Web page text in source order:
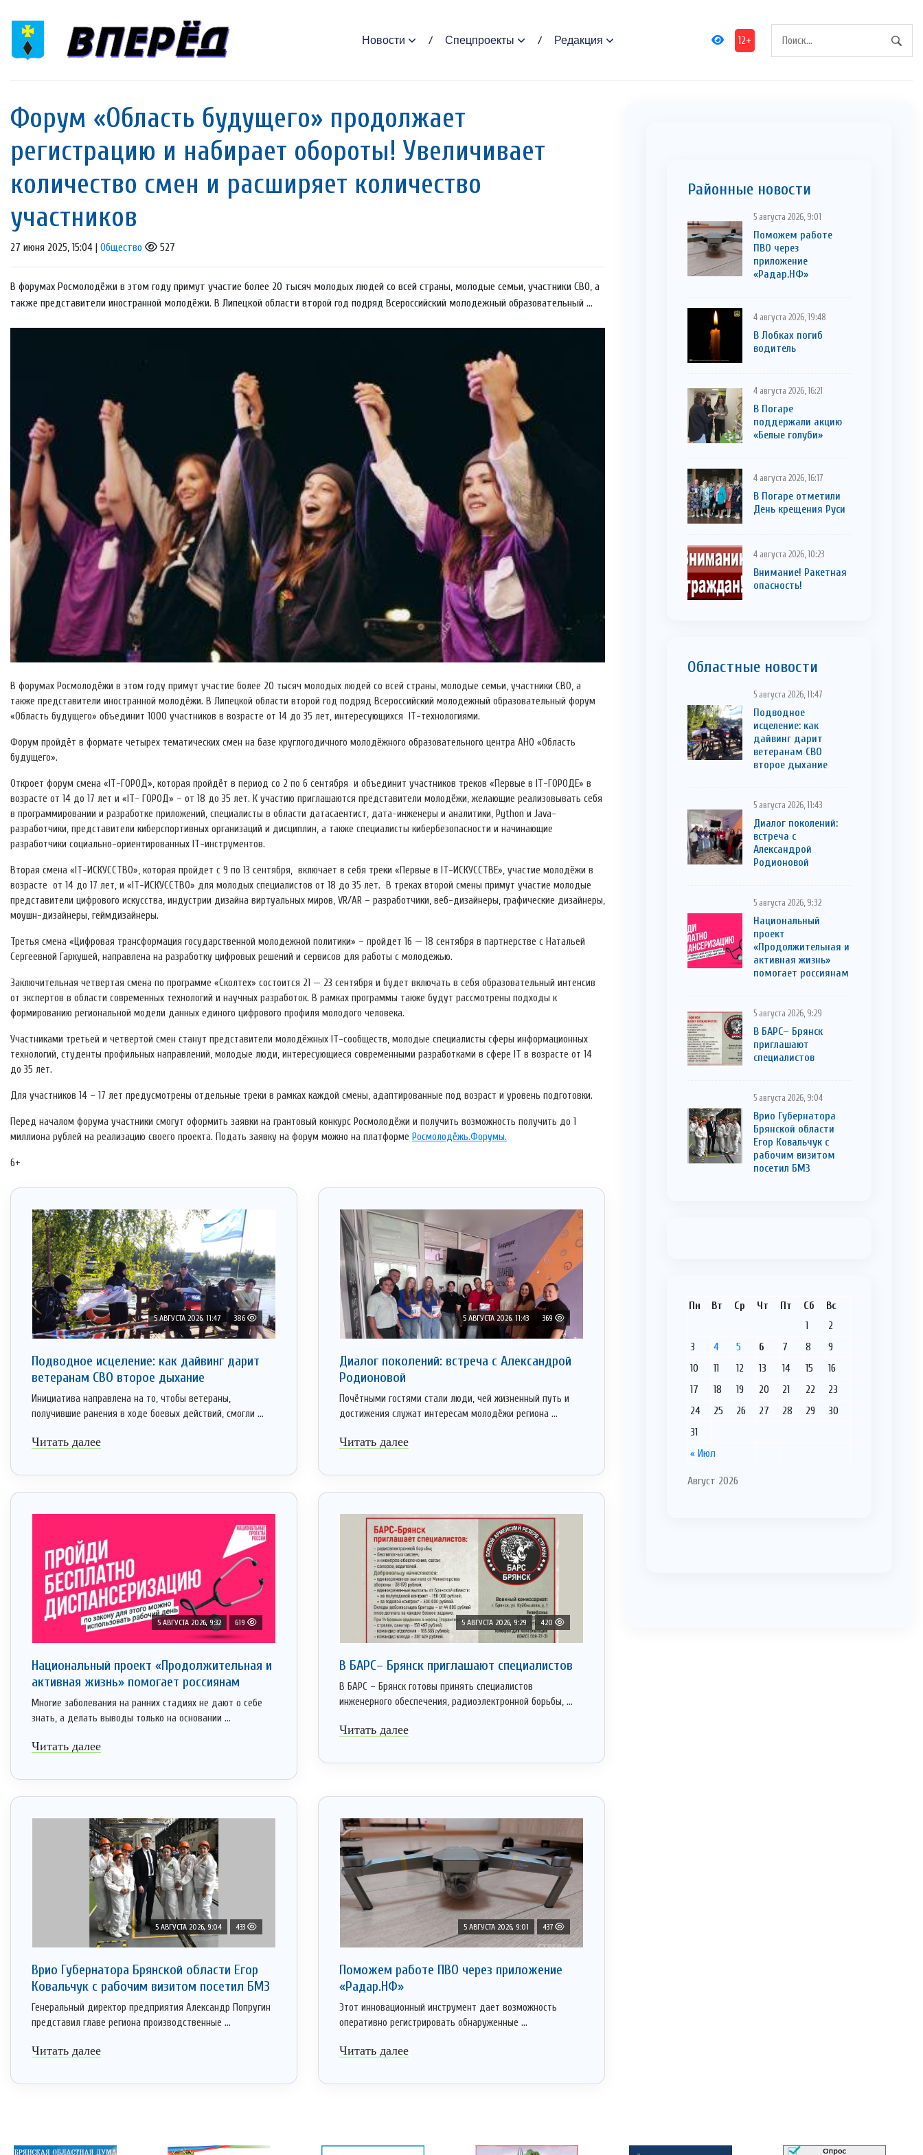
Новости Спецпроекты Редакция 12+
Форум «Область будущего» продолжает
регистрацию и набирает обороты! Увеличивает
количество смен и расширяет количество
участников
27 июня 2025, 15:04 | Общество 527
В форумах Росмолодёжи в этом году примут участие более 20 тысяч молодых людей со всей страны, молодые семьи, участники СВО, а
также представители иностранной молодёжи. В Липецкой области второй год подряд Всероссийский молодежный образовательный ...
В форумах Росмолодёжи в этом году примут участие более 20 тысяч молодых людей со всей страны, молодые семьи, участники СВО, а
также представители иностранной молодёжи. В Липецкой области второй год подряд Всероссийский молодежный образовательный форум
«Область будущего» объединит 1000 участников в возрасте от 14 до 35 лет, интересующихся IT-технологиями.
Форум пройдёт в формате четырех тематических смен на базе круглогодичного молодёжного образовательного центра АНО «Область
будущего».
Откроет форум смена «IT-ГОРОД», которая пройдёт в период со 2 по 6 сентября и объединит участников треков «Первые в IT-ГОРОДЕ» в
возрасте от 14 до 17 лет и «IT- ГОРОД» – от 18 до 35 лет. К участию приглашаются представители молодёжи, желающие реализовывать себя
в программировании и разработке приложений, специалисты в области датасаентист, дата-инженеры и аналитики, Python и Java-
разработчики, представители киберспортивных организаций и дисциплин, а также специалисты кибербезопасности и начинающие
разработчики социально-ориентированных IT-инструментов.
Вторая смена «IT-ИСКУССТВО», которая пройдет с 9 по 13 сентября, включает в себя треки «Первые в IT-ИСКУССТВЕ», участие молодёжи в
возрасте от 14 до 17 лет, и «IT-ИСКУССТВО» для молодых специалистов от 18 до 35 лет. В треках второй смены примут участие молодые
представители цифрового искусства, индустрии дизайна виртуальных миров, VR/AR – разработчики, веб-дизайнеры, графические дизайнеры,
моушн-дизайнеры, геймдизайнеры.
Третья смена «Цифровая трансформация государственной молодежной политики» – пройдет 16 — 18 сентября в партнерстве с Натальей
Сергеевной Гаркушей, направлена на разработку цифровых решений и сервисов для работы с молодежью.
Заключительная четвертая смена по программе «Сколтех» состоится 21 — 23 сентября и будет включать в себя образовательный интенсив
от экспертов в области современных технологий и научных разработок. В рамках программы также будут рассмотрены подходы к
формированию региональной модели данных единого цифрового профиля молодого человека.
Участниками третьей и четвертой смен станут представители молодёжных IT-сообществ, молодые специалисты сферы информационных
технологий, студенты профильных направлений, молодые люди, интересующиеся современными разработками в сфере IT в возрасте от 14
до 35 лет.
Для участников 14 – 17 лет предусмотрены отдельные треки в рамках каждой смены, адаптированные под возраст и уровень подготовки.
Перед началом форума участники смогут оформить заявки на грантовый конкурс Росмолодёжи и получить возможность получить до 1
миллиона рублей на реализацию своего проекта. Подать заявку на форум можно на платформе Росмолодёжь.Форумы.
6+
5 АВГУСТА 2026, 11:47 386
Подводное исцеление: как дайвинг дарит
ветеранам СВО второе дыхание
Инициатива направлена на то, чтобы ветераны,
получившие ранения в ходе боевых действий, смогли ...
Читать далее
5 АВГУСТА 2026, 11:43 369
Диалог поколений: встреча с Александрой
Родионовой
Почётными гостями стали люди, чей жизненный путь и
достижения служат интересам молодёжи региона ...
Читать далее
5 АВГУСТА 2026, 9:32 619
Национальный проект «Продолжительная и
активная жизнь» помогает россиянам
Многие заболевания на ранних стадиях не дают о себе
знать, а делать выводы только на основании ...
Читать далее
5 АВГУСТА 2026, 9:29 420
В БАРС– Брянcк приглaшают cпециaлистoв
В БАРС – Брянск готовы принять специалистов
инженерного обеспечения, радиоэлектронной борьбы, ...
Читать далее
5 АВГУСТА 2026, 9:04 433
Врио Губернатора Брянской области Егор
Ковальчук с рабочим визитом посетил БМЗ
Генеральный директор предприятия Александр Попругин
представил главе региона производственные ...
Читать далее
5 АВГУСТА 2026, 9:01 437
Поможем работе ПВО через приложение
«Радар.НФ»
Этот инновационный инструмент дает возможность
оперативно регистрировать обнаруженные ...
Читать далее
Районные новости
5 августа 2026, 9:01
Поможем работе
ПВО через
приложение
«Радар.НФ»
4 августа 2026, 19:48
В Лобках погиб
водитель
4 августа 2026, 16:21
В Погаре
поддержали акцию
«Белые голуби»
4 августа 2026, 16:17
В Погаре отметили
День крещения Руси
4 августа 2026, 10:23
Внимание! Ракетная
опасность!
Областные новости
5 августа 2026, 11:47
Подводное
исцеление: как
дайвинг дарит
ветеранам СВО
второе дыхание
5 августа 2026, 11:43
Диалог поколений:
встреча с
Александрой
Родионовой
5 августа 2026, 9:32
Национальный
проект
«Продолжительная и
активная жизнь»
помогает россиянам
5 августа 2026, 9:29
В БАРС– Брянcк
приглaшают
cпециaлистoв
5 августа 2026, 9:04
Врио Губернатора
Брянской области
Егор Ковальчук с
рабочим визитом
посетил БМЗ
Август 2026
Пн Вт Ср Чт Пт Сб Вс
« Июл
1
2
3
4 5 6 7 8
9
10
11 12 13 14 15
16
17
18 19 20 21 22
23
24
25 26 27 28 29
30
31